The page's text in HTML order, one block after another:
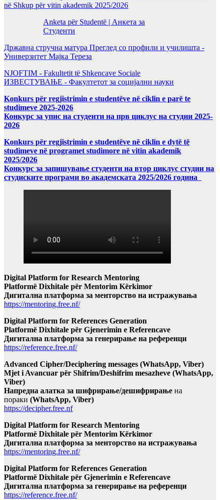
në Shkup për vitin akademik 2025/2026
Anketa për Studentë | Анкета за
Студенти
Државна стручна матура Преглед со профили и училишта -
Универзитет Мајка Тереза
NJOFTIM - Fakultetit të Shkencave Sociale
ИЗВЕСТУВАЊЕ - Факултетот за социјални науки
Konkurs për regjistrimin e studentëve në ciklin e parë te
studimeve 2025-2026
Конкурс за упис на студенти на прв циклус на студии 2025-
2026
Konkurs për regjistrimin e studentëve në ciklin e dytë të
studimeve në programet studimore në vitin akademik
2025/2026
Конкурс за запишување студенти на втор циклус студии на
студиските програми во академската 2025/2026 година
Digital Platform for Research Mentoring
Platformë Dixhitale për Mentorim Kërkimor
Дигитална платформа за менторство на истражувања
https://mentoring.free.nf/
Digital Platform for References Generation
Platformë Dixhitale për Gjenerimin e Referencave
Дигитална платформа за генерирање на референци
https://reference.free.nf/
Advanced Cipher/Deciphering messages (WhatsApp, Viber)
Mjet i Avancuar për Shifrim/Deshifrim mesazheve (WhatsApp,
Viber)
Напредна алатка за шифрирање/дешифрирање на
пораки (WhatsApp, Viber)
https://decipher.free.nf
Digital Platform for Research Mentoring
Platformë Dixhitale për Mentorim Kërkimor
Дигитална платформа за менторство на истражувања
https://mentoring.free.nf/
Digital Platform for References Generation
Platformë Dixhitale për Gjenerimin e Referencave
Дигитална платформа за генерирање на референци
https://reference.free.nf/